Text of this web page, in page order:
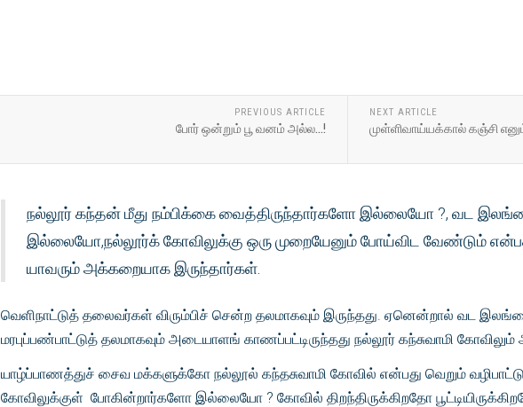
PREVIOUS ARTICLE
போர் ஒன்றும் பூ வனம் அல்ல...!
NEXT ARTICLE
முள்ளிவாய்யக்கால் கஞ்சி
நல்லூர் கந்தன் மீது நம்பிக்கை வைத்திருந்தார்களோ இல்லையோ ?, வட
இல்லையோ,நல்லூர்க் கோவிலுக்கு ஒரு முறையேனும் போய்விட வேண்டும்
யாவரும் அக்கறையாக இருந்தார்கள்.
வெளிநாட்டுத் தலைவர்கள் விரும்பிச் சென்ற தலமாகவும் இருந்தது. ஏனென்றால் வட
மரபுப்பண்பாட்டுத் தலமாகவும் அடையாளங் காணப்பட்டிருந்தது நல்லூர் கந்சுவாமி
யாழ்ப்பாணத்துச் சைவ மக்களுக்கோ நல்லூல் கந்தசுவாமி கோவில் என்பது வெறும்
கோவிலுக்குள் போகின்றார்களோ இல்லையோ ? கோவில் திறந்திருக்கிறதோ